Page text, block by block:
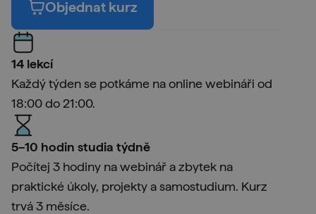
Objednat kurz
14 lekcí
Každý týden se potkáme na online webináři od
18:00 do 21:00.
5–10 hodin studia týdně
Počítej 3 hodiny na webinář a zbytek na
praktické úkoly, projekty a samostudium. Kurz
trvá 3 měsíce.